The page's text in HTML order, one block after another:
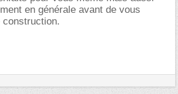
en générale avant de vous
construction.